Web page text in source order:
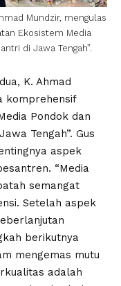
Mundzir, mengulas
Ekosistem Media
di Jawa Tengah”.
K. Ahmad
komprehensif
Pondok dan
Tengah”. Gus
aspek
“Media
semangat
Setelah aspek
berikutnya
mengemas mutu
adalah